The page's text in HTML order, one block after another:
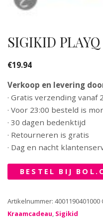
SIGIKID
€19.94
Verkoop en levering
· Gratis verzending vanaf
· Voor 23:00 besteld is
· 30 dagen bedenktijd
· Retourneren is gratis
· Dag en nacht
BESTEL BIJ
Artikelnummer: 4001190401000
Kraamcadeau, Sigikid